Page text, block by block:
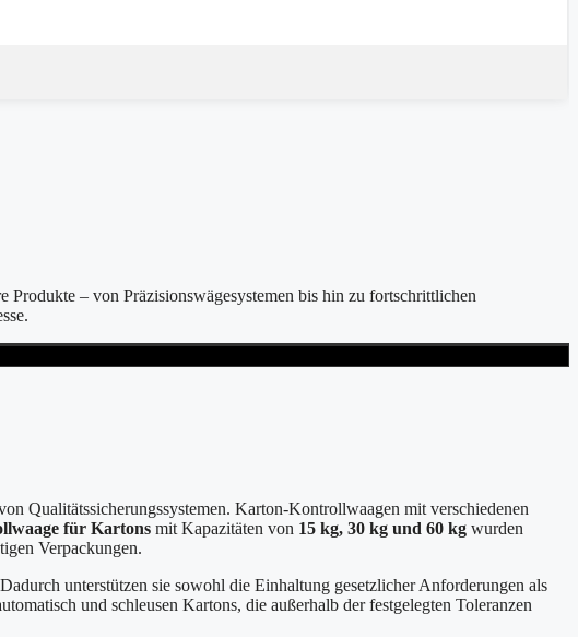
– von Präzisionswägesystemen bis hin zu fortschrittlichen
Qualitätssicherungssystemen. Karton-Kontrollwaagen mit verschiedenen
für Kartons mit Kapazitäten von 15 kg, 30 kg und 60 kg wurden
Verpackungen.
unterstützen sie sowohl die Einhaltung gesetzlicher Anforderungen als
und schleusen Kartons, die außerhalb der festgelegten Toleranzen